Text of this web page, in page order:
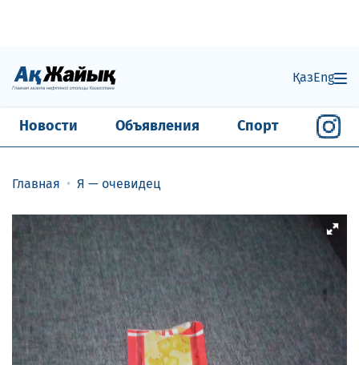
ҚазEng
Новости Объявления Спорт
Главная Я — очевидец